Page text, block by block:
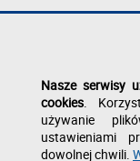
Deklaracja
Nasze serwisy
cookies.
używanie
ustawieniami
dowolnej chwili.